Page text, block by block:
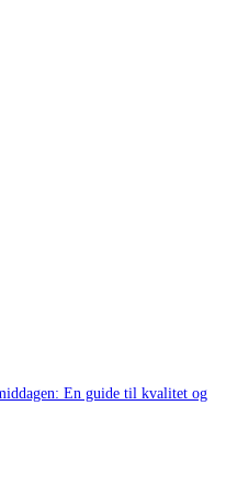
En guide til kvalitet og